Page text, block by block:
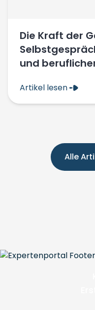
Die Kraft der
und
Artikel lesen
Alle